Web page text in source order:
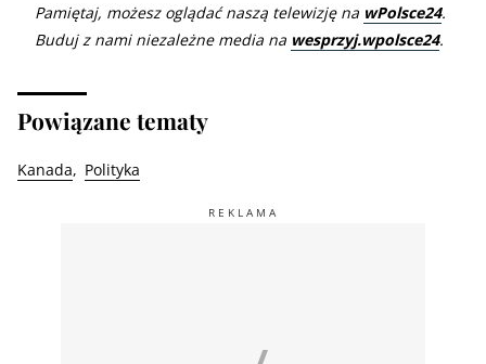
Pamiętaj, możesz oglądać naszą telewizję na wPolsce24.
Buduj z nami niezależne media na wesprzyj.wpolsce24.
Powiązane tematy
Kanada Polityka